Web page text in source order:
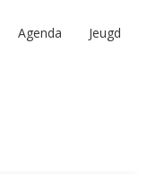
Agenda Jeugd